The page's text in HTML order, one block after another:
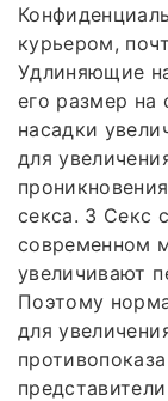
курьером,
Удлиняющие
его размер
насадки
для
секса. 3 Секс
современном
увеличивают
Поэтому
для